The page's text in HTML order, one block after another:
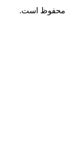
محفوظ است.